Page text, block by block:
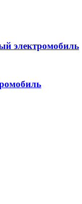
электромобиль